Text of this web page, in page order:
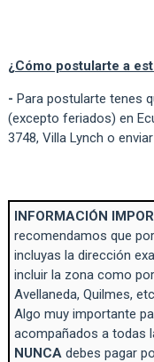
¿ Cómo postularte a
- Para postularte tenes
(excepto feriados) en
3748, Villa Lynch o
INFORMACIÓN
recomendamos que
incluyas la dirección
incluir la zona como
Avellaneda, Quilmes,
Algo muy importante
acompañados a todas
NUNCA debes pagar